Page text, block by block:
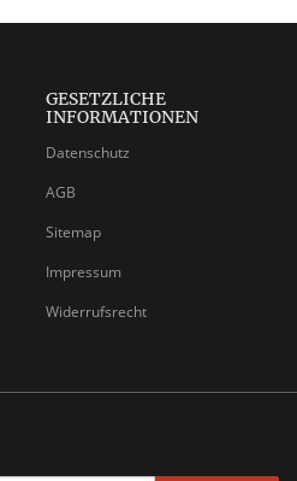
GESETZLICHE
INFORMATIONEN
Datenschutz
AGB
Sitemap
Impressum
Widerrufsrecht